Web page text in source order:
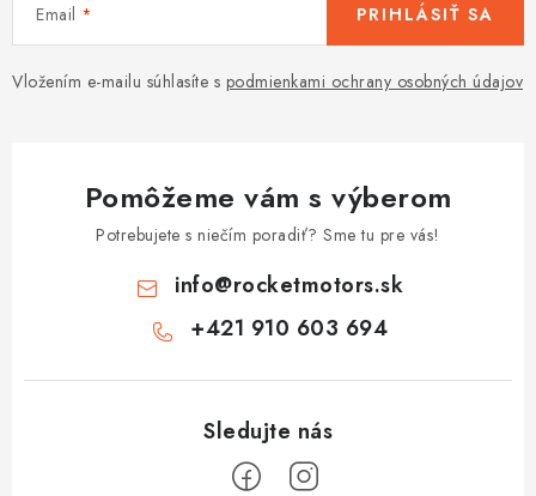
Email
Vložením e-mailu súhlasíte s podmienkami ochrany osobných údajov
PRIHLÁSIŤ SA
Pomôžeme vám s výberom
Potrebujete s niečím poradiť? Sme tu pre vás!
info@rocketmotors.sk
+421 910 603 694